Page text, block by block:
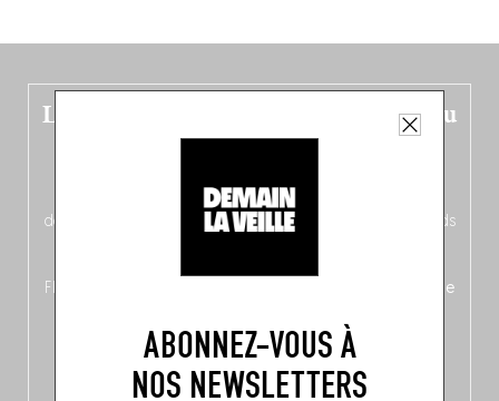
ABONNEZ-VOUS À
NOS NEWSLETTERS
Le nouveau guide Belgique est sorti du
four !
néerlandais côté face – à moins que ne soit l’inverse ?),
découvrez
une partie mag « Nord-Zuid »
qui met les pieds
Flandre, à Bruxelles et en Wallonie, ainsi qu’
un palmarès de